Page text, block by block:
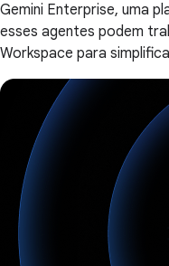
Gemini Enterprise, uma
esses agentes podem
Workspace para